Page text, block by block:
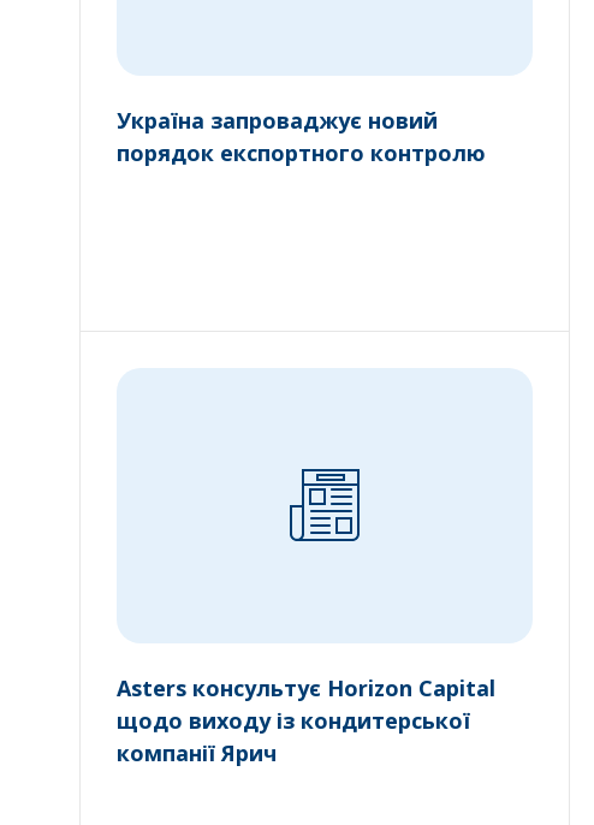
Україна запроваджує новий
порядок експортного контролю
Asters консультує Horizon Capital
щодо виходу із кондитерської
компанії Ярич